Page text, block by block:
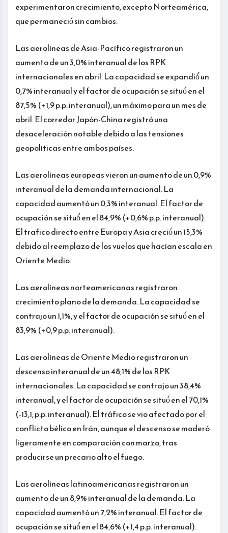
experimentaron crecimiento, excepto Norteamérica,
que permaneció́ sin cambios.
Las aerolíneas de Asia-Pacífico registraron un
aumento de un 3,0% interanual de los RPK
internacionales en abril. La capacidad se expandió́ un
0,7% interanual y el factor de ocupación se situó́ en el
87,5% (+1,9 p.p. interanual), un máximo para un mes de
abril. El corredor Japón-China registró una
desaceleración notable debido a las tensiones
geopolíticas entre ambos países.
Las aerolíneas europeas vieron un aumento de un 0,9%
interanual de la demanda internacional. La
capacidad aumentó un 0,3% interanual. El factor de
ocupación se situó́ en el 84,9% (+0,6% p.p. interanual).
El trafico directo entre Europa y Asia creció́ un 15,3%
debido al reemplazo de los vuelos que hacían escala en
Oriente Medio.
Las aerolíneas norteamericanas registraron
crecimiento plano de la demanda. La capacidad se
contrajo un 1,1%, y el factor de ocupación se situó́ en el
83,9% (+0,9 p.p. interanual).
Las aerolíneas de Oriente Medio registraron un
descenso interanual de un 48,1% de los RPK
internacionales. La capacidad se contrajo un 38,4%
interanual, y el factor de ocupación se situó́ en el 70,1%
(-13,1, p.p. interanual). El tráfico se vio afectado por el
conflicto bélico en Irán, aunque el descenso se moderó
ligeramente en comparación con marzo, tras
producirse un precario alto el fuego.
Las aerolíneas latinoamericanas registraron un
aumento de un 8,9% interanual de la demanda. La
capacidad aumentó un 7,2% interanual. El factor de
ocupación se situó́ en el 84,6% (+1,4 p.p. interanual).